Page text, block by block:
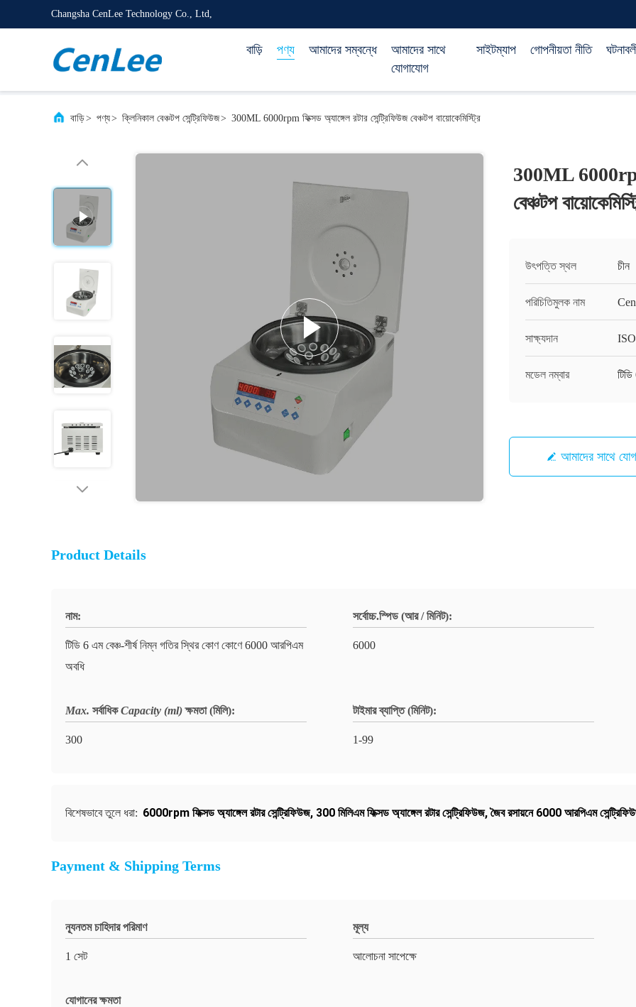
Changsha CenLee Technology Co., Ltd,
বাড়ি পণ্য আমাদের সম্বন্ধে
আমাদের সাথে
যোগাযোগ
সাইটম্যাপ গোপনীয়তা নীতি
বাড়ি> পণ্য> ক্লিনিকাল বেঞ্চটপ সেন্ট্রিফিউজ> 300ML 6000rpm ফিক্সড অ্যাঙ্গেল রটার সেন্ট্রিফিউজ বেঞ্চটপ বায়োকেমিস্ট্রি
300ML 6000rpm
বেঞ্চটপ
উৎপত্তি স্থল চীন
পরিচিতিমুলক নাম
সাক্ষ্যদান
মডেল নম্বার
আমাদের সাথে
Product Details
নাম:
টিডি 6 এম বেঞ্চ-শীর্ষ নিম্ন গতির স্থির কোণ কোণে 6000 আরপিএম
অবধি
সর্বোচ্চ.স্পিড (আর / মিনিট):
6000
Max. সর্বাধিক Capacity (ml) ক্ষমতা (মিলি):
300
টাইমার ব্যাপ্তি (মিনিট):
1-99
বিশেষভাবে তুলে ধরা: 6000rpm ফিক্সড অ্যাঙ্গেল রটার সেন্ট্রিফিউজ, 300 মিলিএম ফিক্সড অ্যাঙ্গেল রটার সেন্ট্রিফিউজ,জৈব রসায়নে 6000 আরপিএম
Payment & Shipping Terms
ন্যূনতম চাহিদার পরিমাণ
1 সেট
মূল্য
আলোচনা সাপেক্ষে
যোগানের ক্ষমতা